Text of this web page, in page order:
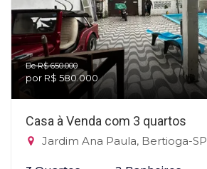
De R$ 650.000
por R$ 580.000
Casa à Venda com 3 quartos
Jardim Ana Paula, Bertioga-SP